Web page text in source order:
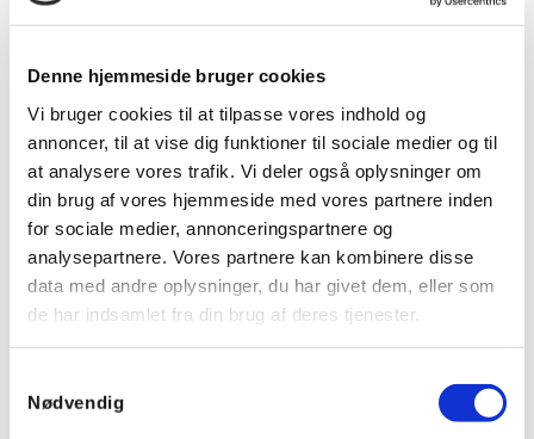
Denne hjemmeside bruger cookies
Vi bruger cookies til at tilpasse vores indhold og
annoncer, til at vise dig funktioner til sociale medier og til
at analysere vores trafik. Vi deler også oplysninger om
din brug af vores hjemmeside med vores partnere inden
for sociale medier, annonceringspartnere og
analysepartnere. Vores partnere kan kombinere disse
data med andre oplysninger, du har givet dem, eller som
de har indsamlet fra din brug af deres tjenester.
Nødvendig
NP3TDL Niveauvælger til Dali inkl. lyssensor LS11
Varenummer:
EAN: 7340157101186